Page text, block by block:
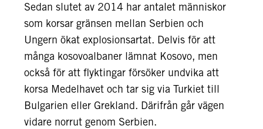
Sedan slutet av 2014 har antalet människor
som korsar gränsen mellan Serbien och
Ungern ökat explosionsartat. Delvis för att
många kosovoalbaner lämnat Kosovo, men
också för att flyktingar försöker undvika att
korsa Medelhavet och tar sig via Turkiet till
Bulgarien eller Grekland. Därifrån går vägen
vidare norrut genom Serbien.